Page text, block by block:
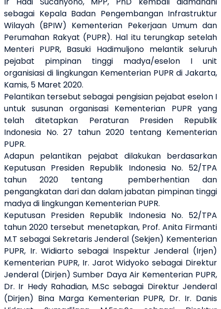
sebagai Kepala Badan Pengembangan Infrastruktur
Wilayah (BPIW) Kementerian Pekerjaan Umum dan
Perumahan Rakyat (PUPR). Hal itu terungkap setelah
Menteri PUPR, Basuki Hadimuljono melantik seluruh
pejabat pimpinan tinggi madya/eselon I unit
organisiasi di lingkungan Kementerian PUPR di Jakarta,
Kamis, 5 Maret 2020.
Pelantikan tersebut sebagai pengisian pejabat eselon I
untuk susunan organisasi Kementerian PUPR yang
telah ditetapkan Peraturan Presiden Republik
Indonesia No. 27 tahun 2020 tentang Kementerian
PUPR.
Adapun pelantikan pejabat dilakukan berdasarkan
Keputusan Presiden Republik Indonesia No. 52/TPA
tahun 2020 tentang
pemberhentian dan
pengangkatan dari dan dalam jabatan pimpinan tinggi
madya di lingkungan Kementerian PUPR.
Keputusan Presiden Republik Indonesia No. 52/TPA
tahun 2020 tersebut menetapkan, Prof. Anita Firmanti
M.T sebagai Sekretaris Jenderal (Sekjen) Kementerian
PUPR, Ir. Widiarto sebagai Inspektur Jenderal (Irjen)
Kementerian PUPR, Ir. Jarot Widyoko sebagai Direktur
Jenderal (Dirjen) Sumber Daya Air Kementerian PUPR,
Dr. Ir Hedy Rahadian, M.Sc sebagai Direktur Jenderal
(Dirjen) Bina Marga Kementerian PUPR, Dr. Ir. Danis